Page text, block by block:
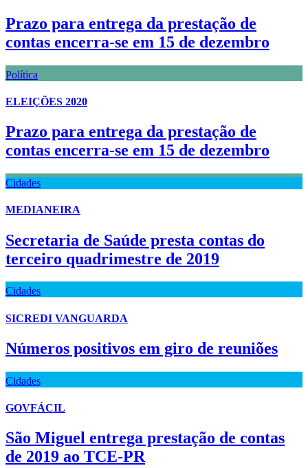
Prazo para entrega da prestação de
contas encerra-se em 15 de dezembro
Política
ELEIÇÕES 2020
Prazo para entrega da prestação de
contas encerra-se em 15 de dezembro
Cidades
MEDIANEIRA
Secretaria de Saúde presta contas do
terceiro quadrimestre de 2019
Cidades
SICREDI VANGUARDA
Números positivos em giro de reuniões
Cidades
GOVFÁCIL
São Miguel entrega prestação de contas
de 2019 ao TCE-PR